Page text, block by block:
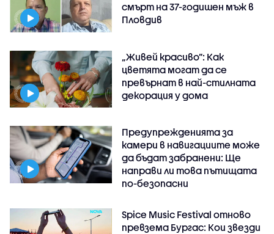
смърт на 37-годишен мъж в
Пловдив
„Живей красиво”: Как
цветята могат да се
превърнат в най-стилната
декорация у дома
Предупрежденията за
камери в навигациите може
да бъдат забранени: Ще
направи ли това пътищата
по-безопасни
Spice Music Festival отново
превзема Бургас: Кои звезди